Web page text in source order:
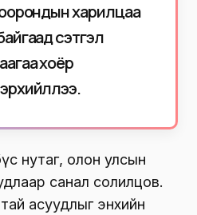
харилцаа
сэтгэл
хоёр
нутаг, олон улсын
санал солилцов.
асуудлыг энхийн